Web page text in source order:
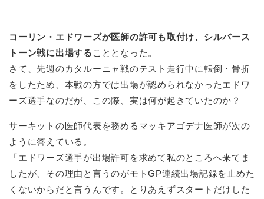
コーリン・エドワーズが医師の許可も取付け、シルバース
トーン戦に出場する こととなった。
さて、先週のカタルーニャ戦のテスト走行中に転倒・骨折
をしたため、本戦の方では出場が認められなかったエドワ
ーズ選手なのだが、この際、実は何が起きていたのか？
サーキットの医師代表を務めるマッキアゴデナ医師が次の
ように答えている。
「エドワーズ選手が出場許可を求めて私のところへ来てま
したが、その理由と言うのがモトGP連続出場記録を止めた
くないからだと言うんです。とりあえずスタートだけした